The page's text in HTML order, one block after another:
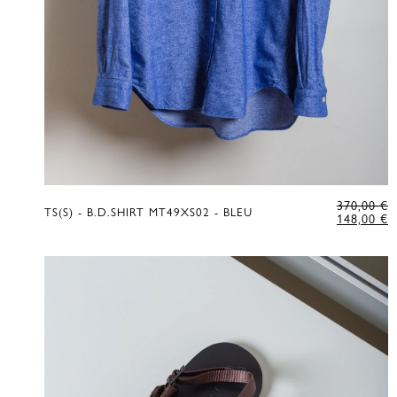
TS(S) - B.D.SHIRT MT49XS02 - BLEU 370,00€LE
DE
148,00 €LE